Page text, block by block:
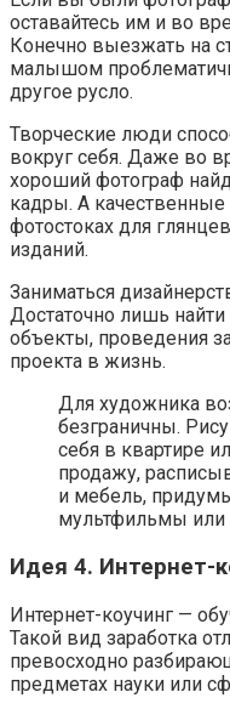
оставайтесь им и во
Конечно выезжать на
малышом
другое русло.
Творческие люди
вокруг себя. Даже во
хороший фотограф
кадры. А качественные
фотостоках для
изданий.
Заниматься
Достаточно лишь
объекты, проведения
проекта в жизнь.
Для художника
безграничны.
себя в квартире
продажу,
и мебель,
мультфильмы или
Идея 4. Интернет-
Интернет-коучинг —
Такой вид заработка
превосходно
предметах науки или